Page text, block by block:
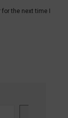
the next time I